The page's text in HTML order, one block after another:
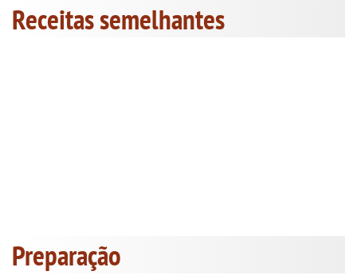
Receitas semelhantes
Preparação